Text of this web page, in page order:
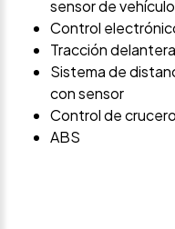
sensor de
Control
Tracción delantera
Sistema de
con sensor
Control de crucero
ABS